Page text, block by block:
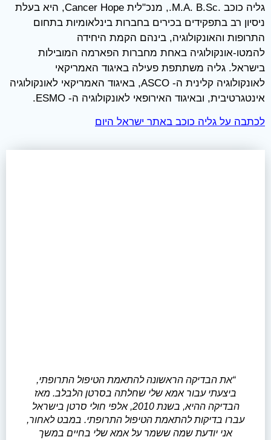
גליה כוכב .M.A. B.Sc., מנכ"לית Cancer Hope, היא בעלת
ניסיון רב בתפקידים בכירים בחברות בינלאומיות בתחום
התרופות והאונקולוגיה, בינהם הקמת היחידה
להמטו-אונקולוגיה באחת מחברות הפארמה המובילות
בישראל. גליה משתתפת פעילה באיגוד האמריקאי
לאונקולוגיה קלינית ה- ASCO, באיגוד האמריקאי לאונקולוגיה
אינטגרטיבית, ובאיגוד האירופאי לאונקולוגיה ה- ESMO.
לכתבה על גליה כוכב באתר ישראל היום
“את הבדיקה הראשונה להתאמת הטיפול התרופתי,
ביצעתי עבור אמא שלי שחלתה בסרטן הלבלב. מאז
הבדיקה ההיא, בשנת 2010, אלפי חולי סרטן בישראל
עברו בדיקות להתאמת הטיפול התרופתי. במבט לאחור,
אני יודעת שמה ששמר על אמא שלי בחיים במשך